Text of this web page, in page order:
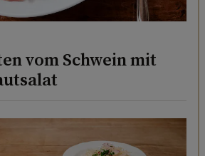
vom Schwein mit